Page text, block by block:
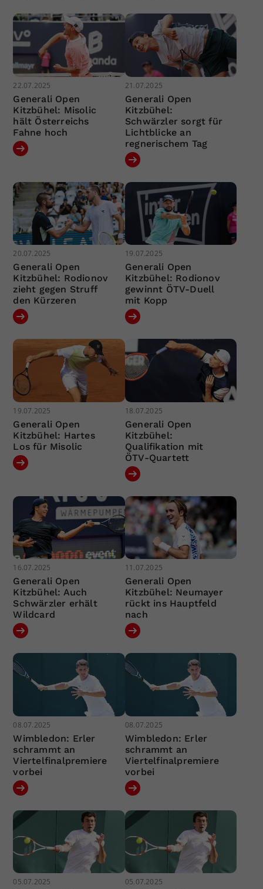
22.07.2025
Generali Open
Kitzbühel: Misolic
hält Österreichs
Fahne hoch
21.07.2025
Generali Open
Kitzbühel:
Schwärzler sorgt für
Lichtblicke an
regnerischem Tag
20.07.2025
Generali Open
Kitzbühel: Rodionov
zieht gegen Struff
den Kürzeren
19.07.2025
Generali Open
Kitzbühel: Rodionov
gewinnt ÖTV-Duell
mit Kopp
19.07.2025
Generali Open
Kitzbühel: Hartes
Los für Misolic
18.07.2025
Generali Open
Kitzbühel:
Qualifikation mit
ÖTV-Quartett
16.07.2025
Generali Open
Kitzbühel: Auch
Schwärzler erhält
Wildcard
11.07.2025
Generali Open
Kitzbühel: Neumayer
rückt ins Hauptfeld
nach
08.07.2025
Wimbledon: Erler
schrammt an
Viertelfinalpremiere
vorbei
08.07.2025
Wimbledon: Erler
schrammt an
Viertelfinalpremiere
vorbei
05.07.2025 05.07.2025